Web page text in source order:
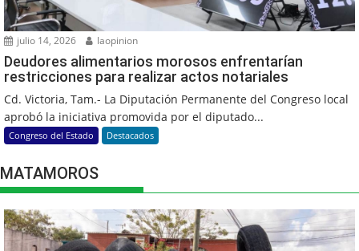
julio 14, 2026 laopinion
Deudores alimentarios morosos enfrentarían
restricciones para realizar actos notariales
Cd. Victoria, Tam.- La Diputación Permanente del Congreso local
aprobó la iniciativa promovida por el diputado...
Congreso del Estado Destacados
MATAMOROS